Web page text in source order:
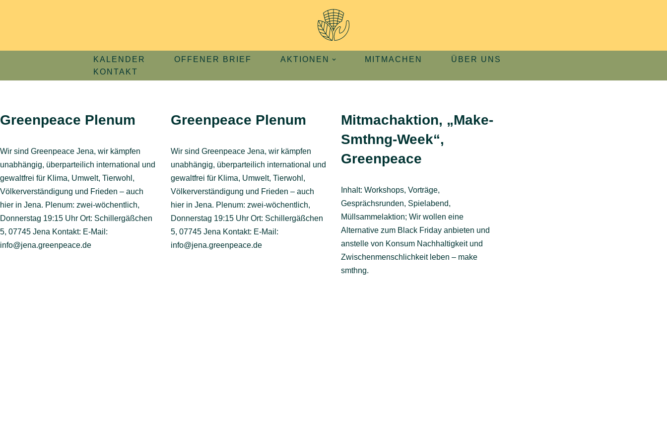
KALENDER OFFENER BRIEF AKTIONEN MITMACHEN
ÜBER UNS
KONTAKT
Greenpeace Plenum
Wir sind Greenpeace Jena, wir kämpfen
unabhängig, überparteilich international und
gewaltfrei für Klima, Umwelt, Tierwohl,
Völkerverständigung und Frieden – auch
hier in Jena. Plenum: zwei-wöchentlich,
Donnerstag 19:15 Uhr Ort: Schillergäßchen
5, 07745 Jena Kontakt: E-Mail:
info@jena.greenpeace.de
Greenpeace Plenum
Wir sind Greenpeace Jena, wir kämpfen
unabhängig, überparteilich international und
gewaltfrei für Klima, Umwelt, Tierwohl,
Völkerverständigung und Frieden – auch
hier in Jena. Plenum: zwei-wöchentlich,
Donnerstag 19:15 Uhr Ort: Schillergäßchen
5, 07745 Jena Kontakt: E-Mail:
info@jena.greenpeace.de
Mitmachaktion, „Make-
Smthng-Week“,
Greenpeace
Inhalt: Workshops, Vorträge,
Gesprächsrunden, Spielabend,
Müllsammelaktion; Wir wollen eine
Alternative zum Black Friday anbieten und
anstelle von Konsum Nachhaltigkeit und
Zwischenmenschlichkeit leben – make
smthng.